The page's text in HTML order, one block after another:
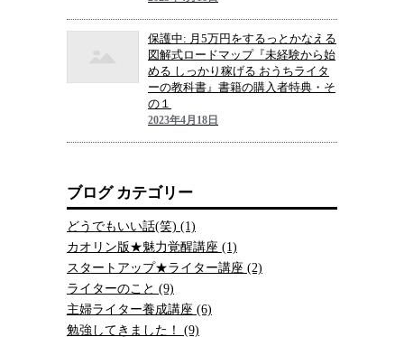
保護中: 月5万円をするっとかなえる
図解式ロードマップ『未経験から始
める しっかり稼げる おうちライタ
ーの教科書』書籍の購入者特典・そ
の１
2023年4月18日
ブログ カテゴリー
どうでもいい話(笑) (1)
カオリン版★魅力覚醒講座 (1)
スタートアップ★ライター講座 (2)
ライターのこと (9)
主婦ライター養成講座 (6)
勉強してきました！ (9)